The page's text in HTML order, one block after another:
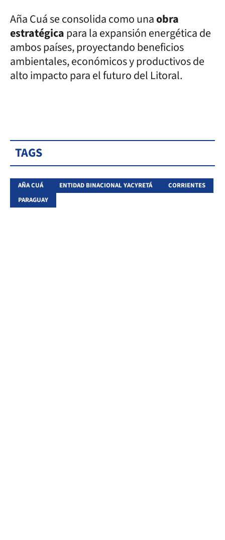
Aña Cuá se consolida como unaobra
estratégicapara la expansión energética de
ambos países, proyectando beneficios
ambientales, económicos y productivos de
alto impacto para el futuro del Litoral.
TAGS
AÑA CUÁ ENTIDAD BINACIONAL YACYRETÁ
CORRIENTES
PARAGUAY